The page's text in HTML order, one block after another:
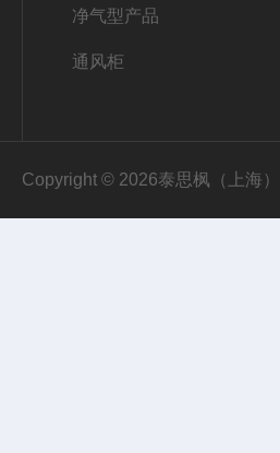
净气型产品
通风柜
Copyright © 2026泰思枫（上海